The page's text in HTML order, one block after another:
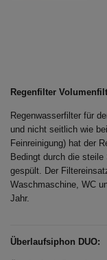
Regenfilter
Regenwasserfilter für
und nicht seitlich wie
Feinreinigung) hat der
Bedingt durch die
gespült. Der
Waschmaschine, WC
Jahr.
Überlaufsiphon DUO: